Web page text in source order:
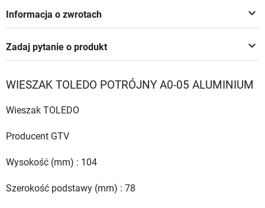
keyboard_arrow_down
Informacja o zwrotach
keyboard_arrow_down
Zadaj pytanie o produkt
WIESZAK TOLEDO POTRÓJNY A0-05 ALUMINIUM
Wieszak TOLEDO
Producent GTV
Wysokość (mm) : 104
Szerokość podstawy (mm) : 78